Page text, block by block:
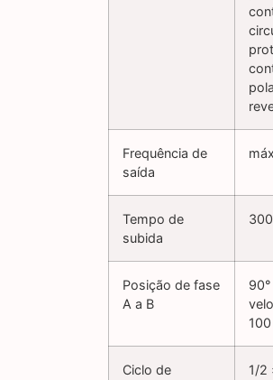
Frequência de
saída
Tempo de
subida
Posição de fase
A a B
Ciclo de
1/2